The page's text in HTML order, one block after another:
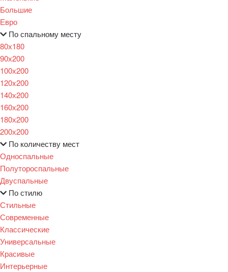
Большие
Евро
По спальному месту
80х180
90х200
100х200
120x200
140х200
160х200
180х200
200х200
По количеству мест
Односпальные
Полутороспальные
Двуспальные
По стилю
Стильные
Современные
Классические
Универсальные
Красивые
Интерьерные